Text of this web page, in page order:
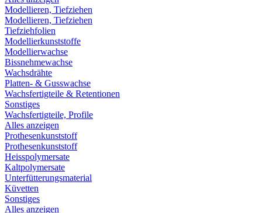
Modellieren, Tiefziehen
Modellieren, Tiefziehen
Tiefziehfolien
Modellierkunststoffe
Modellierwachse
Bissnehmewachse
Wachsdrähte
Platten- & Gusswachse
Wachsfertigteile & Retentionen
Sonstiges
Wachsfertigteile, Profile
Alles anzeigen
Prothesenkunststoff
Prothesenkunststoff
Heisspolymersate
Kaltpolymersate
Unterfütterungsmaterial
Küvetten
Sonstiges
Alles anzeigen